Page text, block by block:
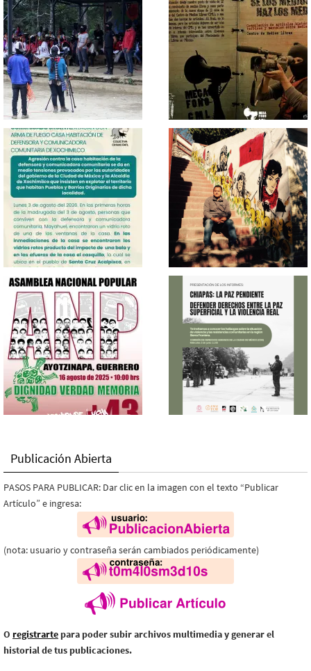
Publicación Abierta
PASOS PARA PUBLICAR: Dar clic en la imagen con el texto “Publicar
Artículo” e ingresa:
(nota: usuario y contraseña serán cambiados periódicamente)
O registrarte para poder subir archivos multimedia y generar el
historial de tus publicaciones.